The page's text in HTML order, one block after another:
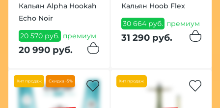
Кальян Alpha Hookah
Echo Noir
20 570 руб. премиум
20 990 руб.
Кальян Hoob Flex
30 664 руб. премиум
31 290 руб.
Хит продаж Скидка -5% Хит продаж